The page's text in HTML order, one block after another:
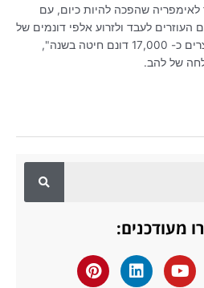
שהפכה להיות כיום, עם
העוזרים לעבד ולזרוע אלפי דונמים של
ירקות ופירות: "אנו זורעים וקוצרים כ- 17,000 דונם חיטה בשנה",
של להב.
מעודכנים:
Y
o
L
i
P
i